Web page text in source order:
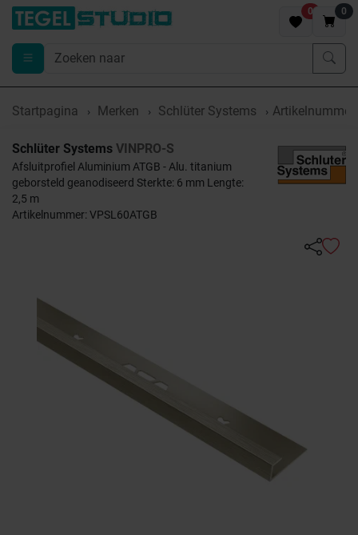
0 0
Startpagina Merken Schlüter Systems Artikelnummer
Schlüter Systems VINPRO-S
Afsluitprofiel Aluminium ATGB - Alu. titanium
geborsteld geanodiseerd Sterkte: 6 mm Lengte:
2,5 m
Artikelnummer: VPSL60ATGB